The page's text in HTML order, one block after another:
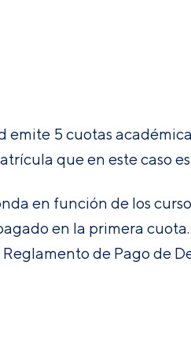
emite 5 cuotas
que en este caso es
en función de los
en la primera cuota.
Reglamento de Pago de